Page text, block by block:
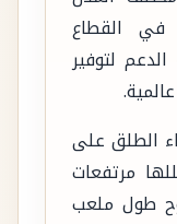
في القطاع
لتوفير
الطلق على
مرتفعات
طول ملعب